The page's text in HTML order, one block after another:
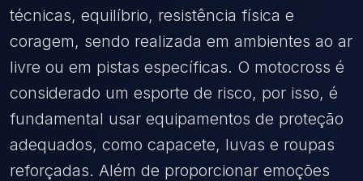
técnicas, equilíbrio, resistência física e
coragem, sendo realizada em ambientes ao ar
livre ou em pistas específicas. O motocross é
considerado um esporte de risco, por isso, é
fundamental usar equipamentos de proteção
adequados, como capacete, luvas e roupas
reforçadas. Além de proporcionar emoções